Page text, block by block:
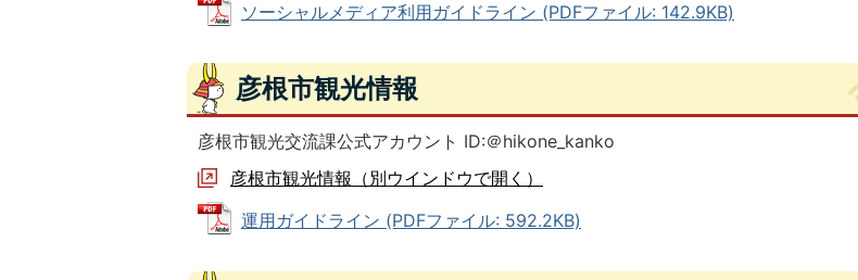
ソーシャルメディア利用ガイドライン (PDFファイル: 142.9KB)
彦根市観光情報
彦根市観光交流課公式アカウント ID:＠hikone_kanko
彦根市観光情報（別ウインドウで開く）
運用ガイドライン (PDFファイル: 592.2KB)